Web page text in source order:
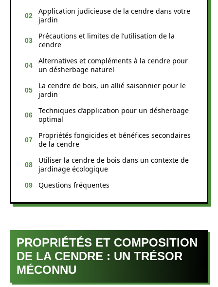
Application judicieuse de la cendre dans votre
jardin
Précautions et limites de l’utilisation de la
cendre
Alternatives et compléments à la cendre pour
un désherbage naturel
La cendre de bois, un allié saisonnier pour le
jardin
Techniques d’application pour un désherbage
optimal
Propriétés fongicides et bénéfices secondaires
de la cendre
Utiliser la cendre de bois dans un contexte de
jardinage écologique
Questions fréquentes
PROPRIÉTÉS ET COMPOSITION
DE LA CENDRE : UN TRÉSOR
MÉCONNU